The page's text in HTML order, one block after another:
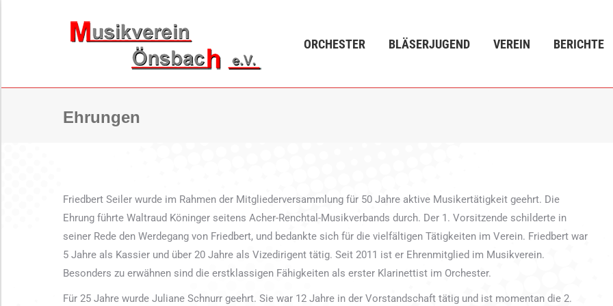
ORCHESTER BLÄSERJUGEND VEREIN BERICHTE
Ehrungen
Friedbert Seiler wurde im Rahmen der Mitgliederversammlung für 50 Jahre aktive Musikertätigkeit geehrt. Die
Ehrung führte Waltraud Köninger seitens Acher-Renchtal-Musikverbands durch. Der 1. Vorsitzende schilderte in
seiner Rede den Werdegang von Friedbert, und bedankte sich für die vielfältigen Tätigkeiten im Verein. Friedbert war
5 Jahre als Kassier und über 20 Jahre als Vizedirigent tätig. Seit 2011 ist er Ehrenmitglied im Musikverein.
Besonders zu erwähnen sind die erstklassigen Fähigkeiten als erster Klarinettist im Orchester.
Für 25 Jahre wurde Juliane Schnurr geehrt. Sie war 12 Jahre in der Vorstandschaft tätig und ist momentan die 2.